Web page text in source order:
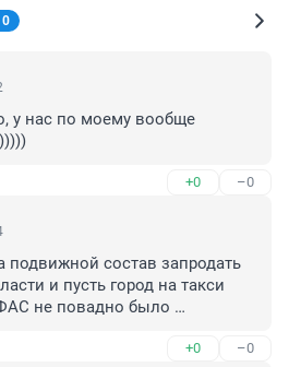
у нас по моему вообще
+0 –0
подвижной состав запродать
и пусть город на такси
не повадно было
+0 –0